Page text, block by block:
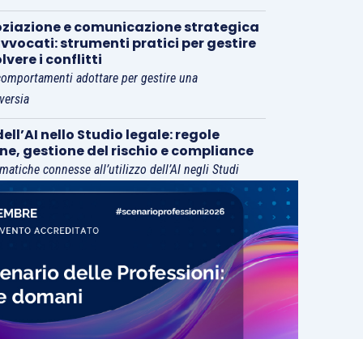
e comunicazione strategica
strumenti pratici per gestire
i conflitti
adottare per gestire una
nello Studio legale: regole
gestione del rischio e compliance
connesse all’utilizzo dell’AI negli Studi